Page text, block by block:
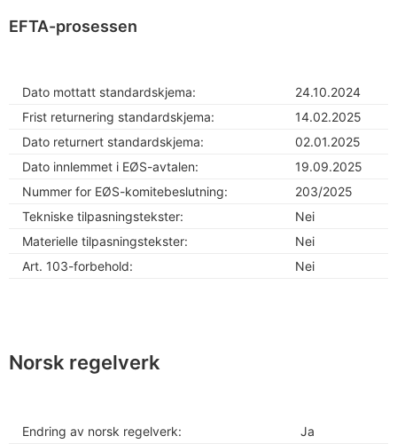
EFTA-prosessen
Dato mottatt standardskjema:
24.10.2024
Frist returnering standardskjema:
14.02.2025
Dato returnert standardskjema:
02.01.2025
Dato innlemmet i EØS-avtalen:
19.09.2025
Nummer for EØS-komitebeslutning:
203/2025
Tekniske tilpasningstekster:
Nei
Materielle tilpasningstekster:
Nei
Art. 103-forbehold:
Nei
Norsk regelverk
Endring av norsk regelverk:
Ja